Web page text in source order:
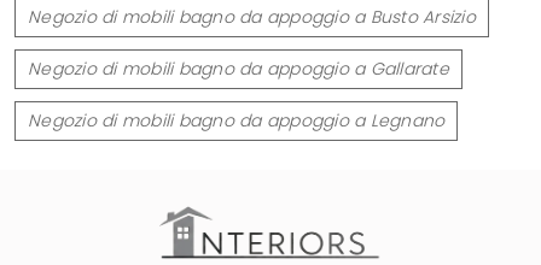
Negozio di mobili bagno da appoggio a Busto Arsizio
Negozio di mobili bagno da appoggio a Gallarate
Negozio di mobili bagno da appoggio a Legnano